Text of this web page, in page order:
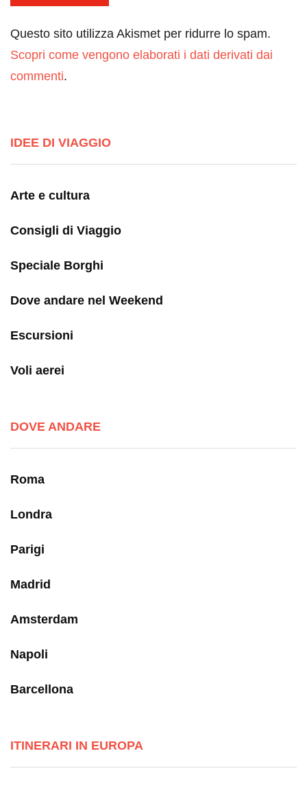
Questo sito utilizza Akismet per ridurre lo spam.
Scopri come vengono elaborati i dati derivati dai
commenti.
IDEE DI VIAGGIO
Arte e cultura
Consigli di Viaggio
Speciale Borghi
Dove andare nel Weekend
Escursioni
Voli aerei
DOVE ANDARE
Roma
Londra
Parigi
Madrid
Amsterdam
Napoli
Barcellona
ITINERARI IN EUROPA